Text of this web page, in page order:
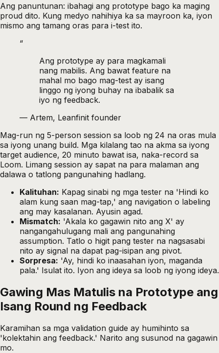
Ang panuntunan: ibahagi ang prototype bago ka maging
proud dito. Kung medyo nahihiya ka sa mayroon ka, iyon
mismo ang tamang oras para i-test ito.
“
Ang prototype ay para magkamali
nang mabilis. Ang bawat feature na
mahal mo bago mag-test ay isang
linggo ng iyong buhay na ibabalik sa
iyo ng feedback.
— Artem, Leanfinit founder
Mag-run ng 5-person session sa loob ng 24 na oras mula
sa iyong unang build. Mga kilalang tao na akma sa iyong
target audience, 20 minuto bawat isa, naka-record sa
Loom. Limang session ay sapat na para malaman ang
dalawa o tatlong pangunahing hadlang.
Kalituhan: Kapag sinabi ng mga tester na 'Hindi ko
alam kung saan mag-tap,' ang navigation o labeling
ang may kasalanan. Ayusin agad.
Mismatch: 'Akala ko gagawin nito ang X' ay
nangangahulugang mali ang pangunahing
assumption. Tatlo o higit pang tester na nagsasabi
nito ay signal na dapat pag-isipan ang pivot.
Sorpresa: 'Ay, hindi ko inaasahan iyon, maganda
pala.' Isulat ito. Iyon ang ideya sa loob ng iyong ideya.
Gawing Mas Matulis na Prototype ang
Isang Round ng Feedback
Karamihan sa mga validation guide ay humihinto sa
'kolektahin ang feedback.' Narito ang susunod na gagawin
mo.